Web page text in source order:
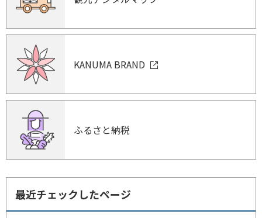
KANUMA BRAND
ふるさと納税
最近チェックしたページ